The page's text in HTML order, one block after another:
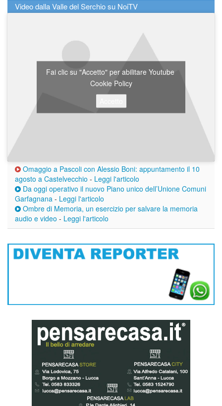
Video dalla Valle del Serchio su NoiTV
Fai clic su "Accetto" per abilitare Youtube
Cookie Policy
Omaggio a Pascoli con Alessio Boni: appuntamento il 10
agosto a Castelvecchio - Leggi l'articolo
Da oggi operativo il nuovo Piano unico dell’Unione Comuni
Garfagnana - Leggi l'articolo
Ombre di Memoria, un esercizio per salvare la memoria
audio e video - Leggi l'articolo